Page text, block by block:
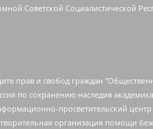
Советской Социалистической
ответственностью "Главный редактор 2021", Общество с ограниченной ответственностью "Ромашки монолит", Важенков Артем Валерьевич, Ивановская областная общественная организация "Центр гендерных исследований", Гурман Юрий Альбертович, Медиапроект "ОВД-Инфо", Егоров Владимир Владимирович, Жилинский Владимир Александрович, Общество с ограниченной ответственностью "ЗП", Иванова София Юрьевна, Карезина Инна Павловна, Кильтау Екатерина Викторовна, Петров Алексей Викторович, Пискунов Сергей Евгеньевич, Смирнов Сергей Сергеевич, Тихонов Михаил Сергеевич, Общество с ограниченной ответственностью "ЖУРНАЛИСТ-ИНОСТРАННЫЙ АГЕНТ", Арапова Галина Юрьевна, Вольтская Татьяна Анатольевна, Американская компания "Mason G.E.S. Anonymous Foundation" (США), являющаяся владельцем интернет-издания https://mnews.world/, Компания "Stichting Bellingcat", зарегистрированная в Нидерландах (дата регистрации 11.07.2018), Захаров Андрей Вячеславович, Клепиковская Екатерина Дмитриевна, Общество с ограниченной ответственностью "МЕМО", Перл Роман Александрович, Симонов Евгений Алексеевич, Соловьева Елена Анатольевна, Сотников Даниил Владимирович, Сурначева Елизавета Дмитриевна, Автономная некоммерческая организация по защите прав человека и информированию населения "Якутия – Наше Мнение", Общество с ограниченной ответственностью "Москоу диджитал медиа", с 26.01.2023 Общество с ограниченной ответственностью "Чайка Белые сады", Ветошкина Валерия Валерьевна, Заговора Максим Александрович, Межрегиональное общественное движение